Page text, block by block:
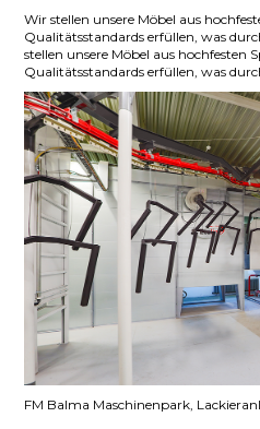
Wir stellen unsere Möbel aus
Qualitätsstandards erfüllen, was
stellen unsere Möbel aus hochfesten
Qualitätsstandards erfüllen, was
FM Balma Maschinenpark,